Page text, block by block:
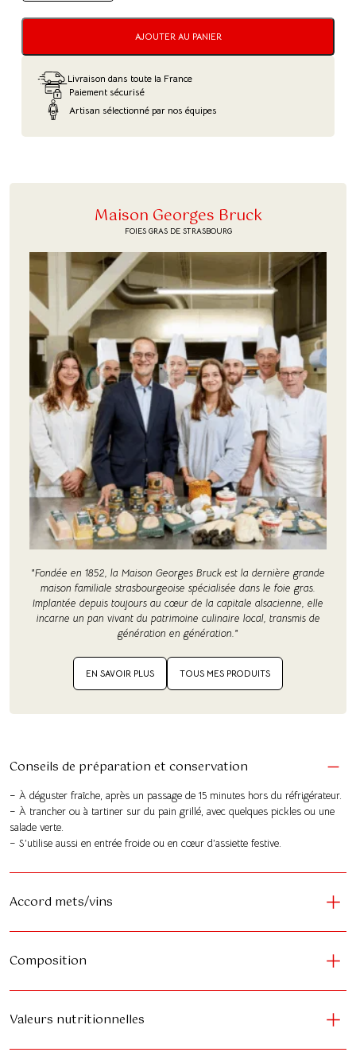
STRASBOURGEOISE
AJOUTER AU PANIER
Livraison dans toute la France
Paiement sécurisé
Artisan sélectionné par nos équipes
Maison Georges Bruck
FOIES GRAS DE STRASBOURG
"Fondée en 1852, la Maison Georges Bruck est la dernière grande
maison familiale strasbourgeoise spécialisée dans le foie gras.
Implantée depuis toujours au cœur de la capitale alsacienne, elle
incarne un pan vivant du patrimoine culinaire local, transmis de
génération en génération."
EN SAVOIR PLUS TOUS MES PRODUITS
Conseils de préparation et conservation
– À déguster fraîche, après un passage de 15 minutes hors du réfrigérateur.
– À trancher ou à tartiner sur du pain grillé, avec quelques pickles ou une
salade verte.
– S’utilise aussi en entrée froide ou en cœur d’assiette festive.
Accord mets/vins
Composition
Valeurs nutritionnelles